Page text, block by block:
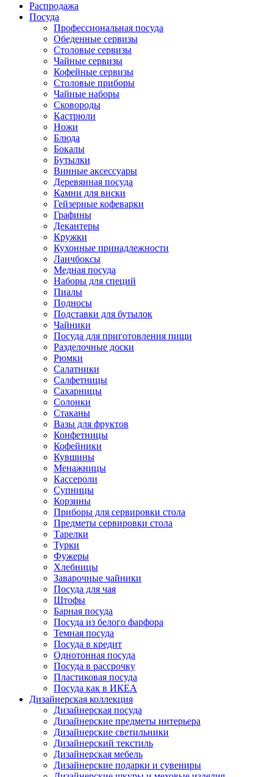
Распродажа
Посуда
Профессиональная посуда
Обеденные сервизы
Столовые сервизы
Чайные сервизы
Кофейные сервизы
Столовые приборы
Чайные наборы
Сковороды
Кастрюли
Ножи
Блюда
Бокалы
Бутылки
Винные аксессуары
Деревянная посуда
Камни для виски
Гейзерные кофеварки
Графины
Декантеры
Кружки
Кухонные принадлежности
Ланчбоксы
Медная посуда
Наборы для специй
Пиалы
Подносы
Подставки для бутылок
Чайники
Посуда для приготовления пищи
Разделочные доски
Рюмки
Салатники
Салфетницы
Сахарницы
Солонки
Стаканы
Вазы для фруктов
Конфетницы
Кофейники
Кувшины
Менажницы
Кассероли
Супницы
Корзины
Приборы для сервировки стола
Предметы сервировки стола
Тарелки
Турки
Фужеры
Хлебницы
Заварочные чайники
Посуда для чая
Штофы
Барная посуда
Посуда из белого фарфора
Темная посуда
Посуда в кредит
Однотонная посуда
Посуда в рассрочку
Пластиковая посуда
Посуда как в ИКЕА
Дизайнерская коллекция
Дизайнерская посуда
Дизайнерские предметы интерьера
Дизайнерские светильники
Дизайнерский текстиль
Дизайнерская мебель
Дизайнерские подарки и сувениры